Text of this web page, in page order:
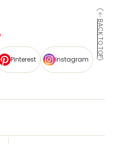
BACK TO TOP
Pinterest Instagram